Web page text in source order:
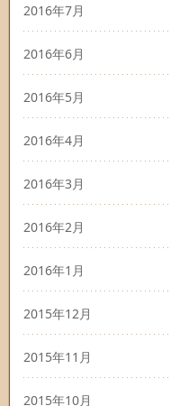
2016年7月
2016年6月
2016年5月
2016年4月
2016年3月
2016年2月
2016年1月
2015年12月
2015年11月
2015年10月